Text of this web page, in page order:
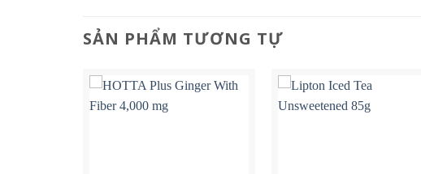
SẢN PHẨM TƯƠNG TỰ